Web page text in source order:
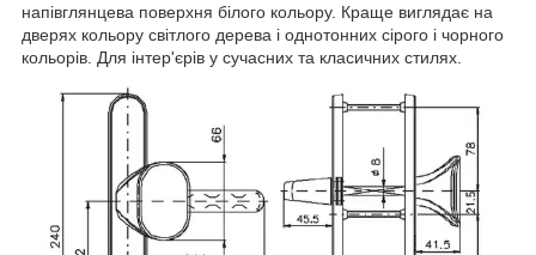
напівглянцева поверхня білого кольору. Краще виглядає на
дверях кольору світлого дерева і однотонних сірого і чорного
кольорів. Для інтер'єрів у сучасних та класичних стилях.